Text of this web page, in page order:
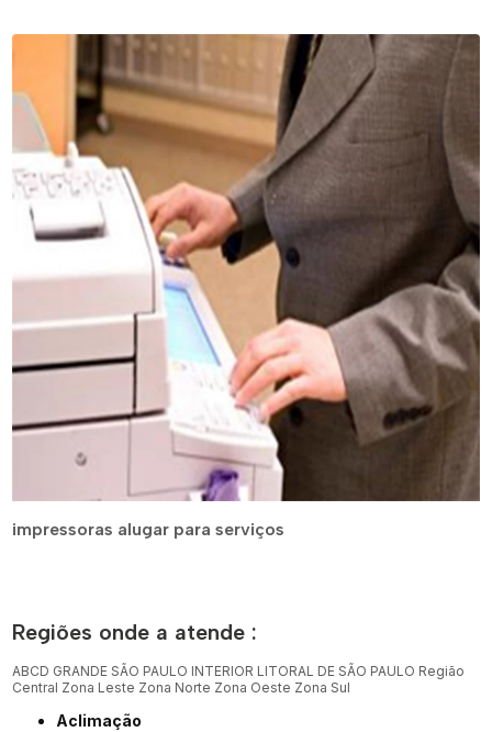
impressoras alugar para serviços
Regiões onde a atende :
ABCD GRANDE SÃO PAULO INTERIOR LITORAL DE SÃO PAULO Região
Central Zona Leste Zona Norte Zona Oeste Zona Sul
Aclimação